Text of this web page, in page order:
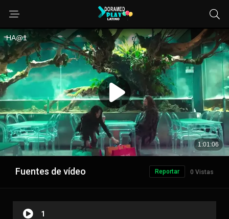
Fuentes de vídeo 0 Vistas
Reportar
1